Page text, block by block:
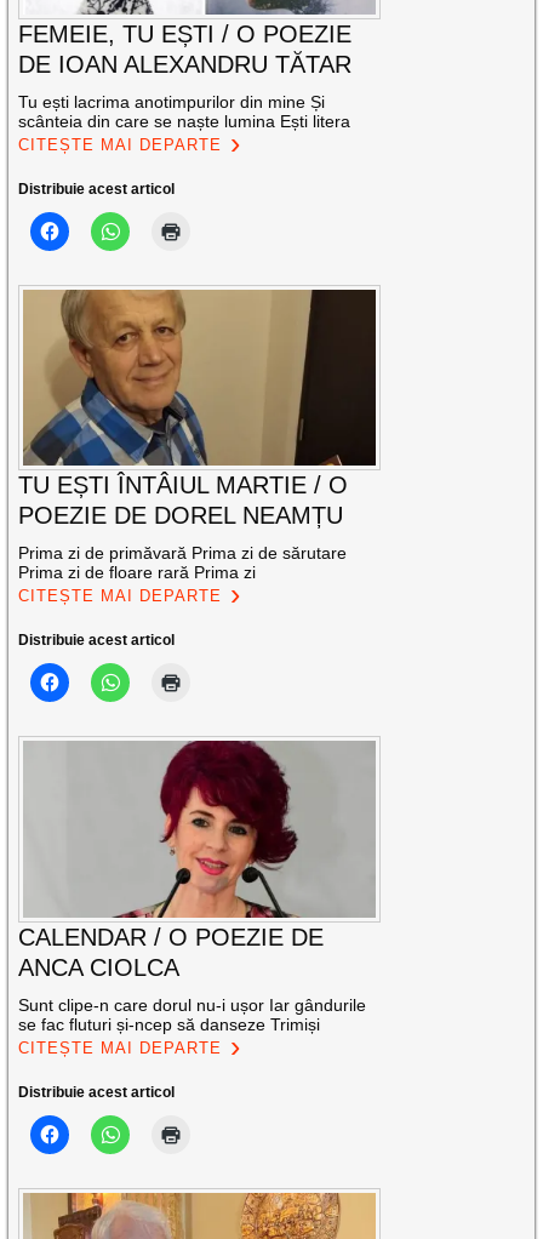
FEMEIE, TU EȘTI / O POEZIE
DE IOAN ALEXANDRU TĂTAR
Tu ești lacrima anotimpurilor din mine Și
scânteia din care se naște lumina Ești litera
CITEȘTE MAI DEPARTE
Distribuie acest articol
TU EȘTI ÎNTÂIUL MARTIE / O
POEZIE DE DOREL NEAMȚU
Prima zi de primăvară Prima zi de sărutare
Prima zi de floare rară Prima zi
CITEȘTE MAI DEPARTE
Distribuie acest articol
CALENDAR / O POEZIE DE
ANCA CIOLCA
Sunt clipe-n care dorul nu-i ușor Iar gândurile
se fac fluturi și-ncep să danseze Trimiși
CITEȘTE MAI DEPARTE
Distribuie acest articol